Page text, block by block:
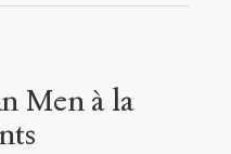
Men à la